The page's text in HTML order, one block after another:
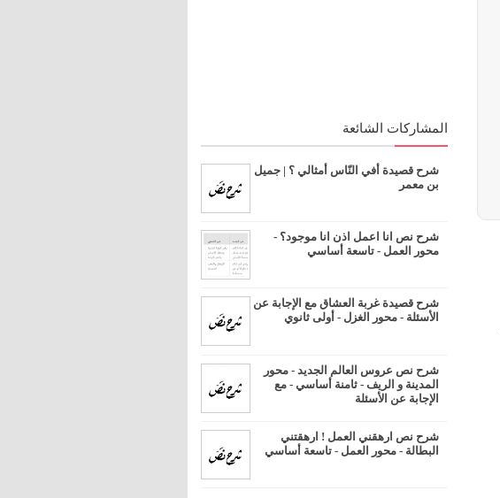
المشاركات الشائعة
شرح قصيدة أفي النّاس أمثالي ؟ | جميل
بن معمر
شرح نص انا اعمل اذن انا موجود؟ -
محور العمل - تاسعة أساسي
شرح قصيدة غربة العشاق مع الإجابة عن
الأسئلة - محور الغزل - أولى ثانوي
شرح نص عروس العالم الجديد - محور
المدينة و الريف - ثامنة أساسي - مع
الإجابة عن الأسئلة
شرح نص ارهقني العمل ! ارهقتني
البطالة - محور العمل - تاسعة أساسي